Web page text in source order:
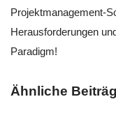
Projektmanagement-
Herausforderungen
Paradigm!
Ähnliche